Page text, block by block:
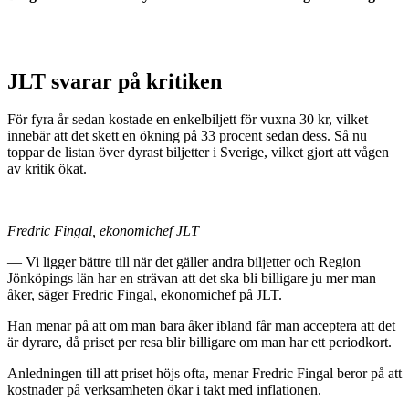
JLT svarar på kritiken
För fyra år sedan kostade en enkelbiljett för vuxna 30 kr, vilket
innebär att det skett en ökning på 33 procent sedan dess. Så nu
toppar de listan över dyrast biljetter i Sverige, vilket gjort att vågen
av kritik ökat.
Fredric Fingal, ekonomichef JLT
— Vi ligger bättre till när det gäller andra biljetter och Region
Jönköpings län har en strävan att det ska bli billigare ju mer man
åker, säger Fredric Fingal, ekonomichef på JLT.
Han menar på att om man bara åker ibland får man acceptera att det
är dyrare, då priset per resa blir billigare om man har ett periodkort.
Anledningen till att priset höjs ofta, menar Fredric Fingal beror på att
kostnader på verksamheten ökar i takt med inflationen.